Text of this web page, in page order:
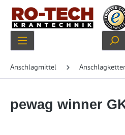
Zum Hauptinhalt springen
Anschlagmittel
pewag winner